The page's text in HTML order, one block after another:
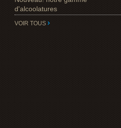
d'alcoolatures
VOIR TOUS